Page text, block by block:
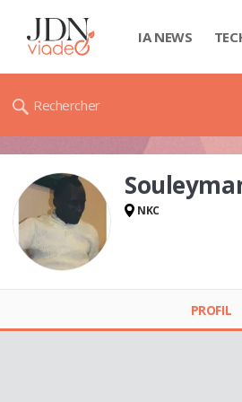
IA NEWS
Rechercher
NKC
PROFIL